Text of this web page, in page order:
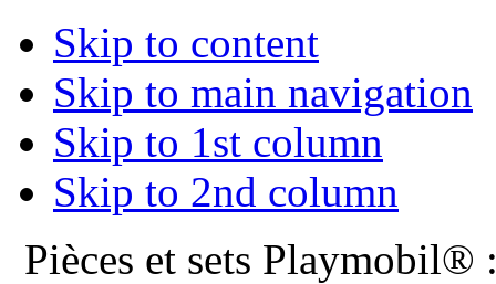
Skip to content
Skip to main navigation
Skip to 1st column
Skip to 2nd column
Pièces et sets Playmobil®